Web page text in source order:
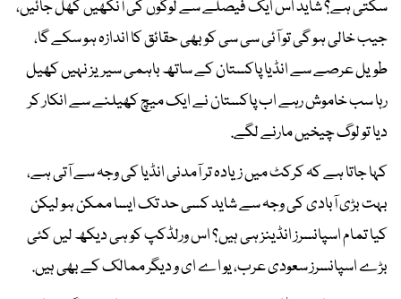
سکتی ہے؟ شاید اس ایک فیصلے سے لوگوں کی آنکھیں کھل جائیں،
جیب خالی ہو گی تو آئی سی سی کو بھی حقائق کا اندازہ ہو سکے گا،
طویل عرصے سے انڈیا پاکستان کے ساتھ باہمی سیریز نہیں کھیل
رہا سب خاموش رہے اب پاکستان نے ایک میچ کھیلنے سے انکار کر
دیا تو لوگ چیخیں مارنے لگے.
کہا جاتا ہے کہ کرکٹ میں زیادہ تر آمدنی انڈیا کی وجہ سے آتی ہے،
بہت بڑی آبادی کی وجہ سے شاید کسی حد تک ایسا ممکن ہو لیکن
کیا تمام اسپانسرز انڈینز ہی ہیں؟ اس ورلڈکپ کو ہی دیکھ لیں کئی
بڑے اسپانسرز سعودی عرب، یو اے ای و دیگر ممالک کے بھی ہیں.